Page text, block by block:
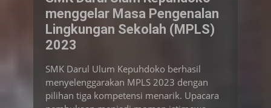
Wabub Sumrambah Resmikan
Bantuan IPAL dari PT